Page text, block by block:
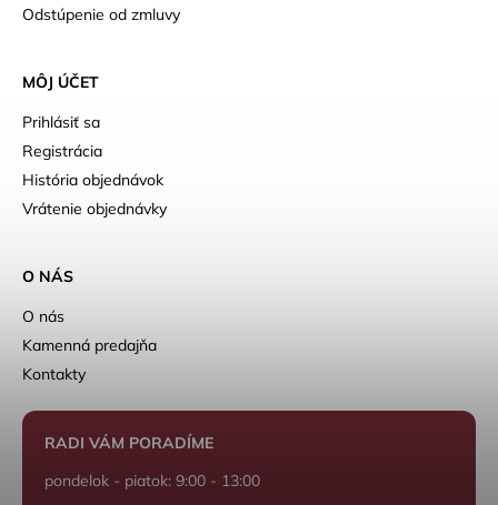
Odstúpenie od zmluvy
MÔJ ÚČET
Prihlásiť sa
Registrácia
História objednávok
Vrátenie objednávky
O NÁS
O nás
Kamenná predajňa
Kontakty
RADI VÁM PORADÍME
pondelok - piatok: 9:00 - 13:00